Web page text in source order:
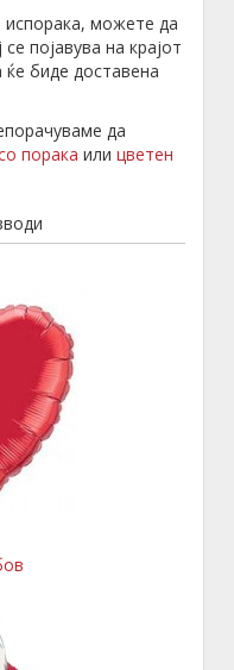
испорака, можете да
појавува на крајот
биде доставена
да
порака или цветен